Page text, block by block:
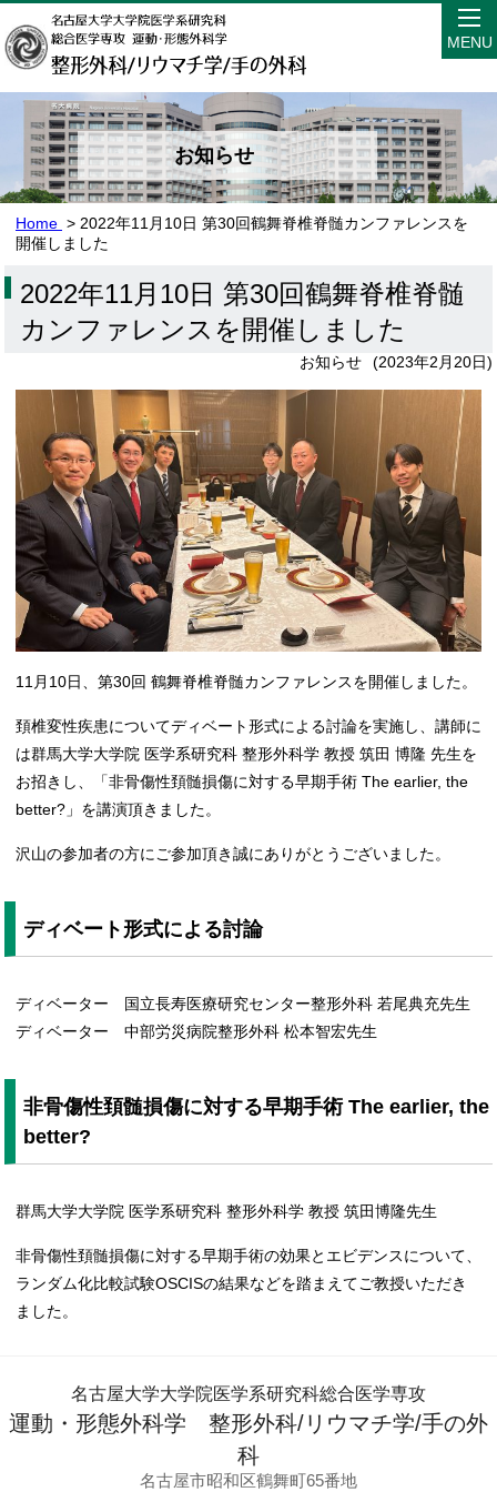
MENU
お知らせ
Home > 2022年11月10日 第30回鶴舞脊椎脊髄カンファレンスを
開催しました
2022年11月10日 第30回鶴舞脊椎脊髄
カンファレンスを開催しました
お知らせ (2023年2月20日)
11月10日、第30回 鶴舞脊椎脊髄カンファレンスを開催しました。
頚椎変性疾患についてディベート形式による討論を実施し、講師に
は群馬大学大学院 医学系研究科 整形外科学 教授 筑田 博隆 先生を
お招きし、「非骨傷性頚髄損傷に対する早期手術 The earlier, the
better?」を講演頂きました。
沢山の参加者の方にご参加頂き誠にありがとうございました。
ディベート形式による討論
ディベーター 国立長寿医療研究センター整形外科 若尾典充先生
ディベーター 中部労災病院整形外科 松本智宏先生
非骨傷性頚髄損傷に対する早期手術 The earlier, the
better?
群馬大学大学院 医学系研究科 整形外科学 教授 筑田博隆先生
非骨傷性頚髄損傷に対する早期手術の効果とエビデンスについて、
ランダム化比較試験OSCISの結果などを踏まえてご教授いただき
ました。
名古屋大学大学院医学系研究科総合医学専攻
運動・形態外科学 整形外科/リウマチ学/手の外
科
名古屋市昭和区鶴舞町65番地